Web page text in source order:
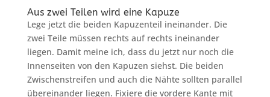
Aus zwei Teilen wird eine Kapuze
Lege jetzt die beiden Kapuzenteil ineinander. Die
zwei Teile müssen rechts auf rechts ineinander
liegen. Damit meine ich, dass du jetzt nur noch die
Innenseiten von den Kapuzen siehst. Die beiden
Zwischenstreifen und auch die Nähte sollten parallel
übereinander liegen. Fixiere die vordere Kante mit